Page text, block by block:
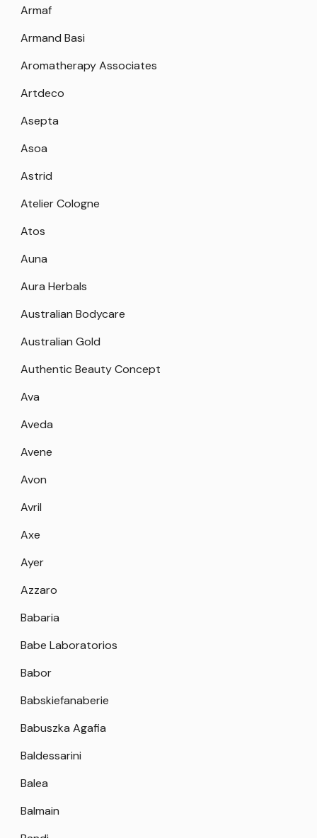
Armaf
Armand Basi
Aromatherapy Associates
Artdeco
Asepta
Asoa
Astrid
Atelier Cologne
Atos
Auna
Aura Herbals
Australian Bodycare
Australian Gold
Authentic Beauty Concept
Ava
Aveda
Avene
Avon
Avril
Axe
Ayer
Azzaro
Babaria
Babe Laboratorios
Babor
Babskiefanaberie
Babuszka Agafia
Baldessarini
Balea
Balmain